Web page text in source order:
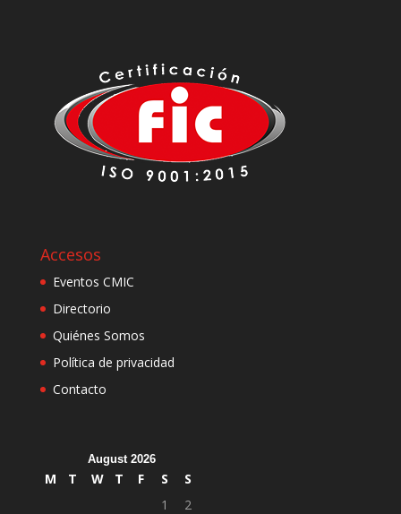
Accesos
Eventos CMIC
Directorio
Quiénes Somos
Política de privacidad
Contacto
August 2026
M T W T F S
S
1
2